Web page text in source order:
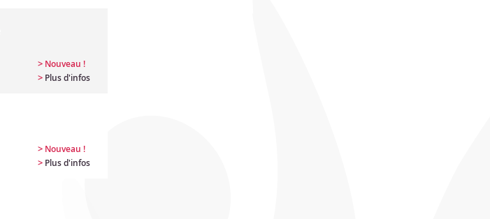
> Nouveau !
> Plus d'infos
> Nouveau !
> Plus d'infos